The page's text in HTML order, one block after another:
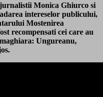
Monica Ghiurco si
intereselor publicului,
Mostenirea
recompensati cei care au
Ungureanu,